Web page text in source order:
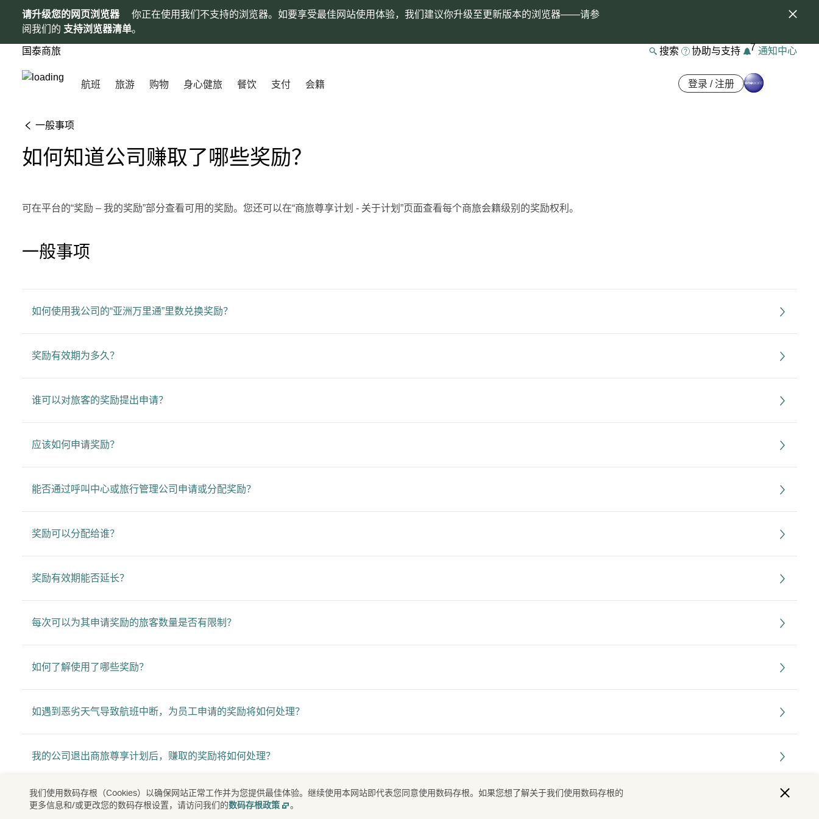
请升级您的网页浏览器
你正在使用我们不支持的浏览器。如要享受最佳网站使用体验，我们建议你升级至更新版本的浏览器——请参
阅我们的 支持浏览器清单。
国泰商旅 搜索 协助与支持 7 通知中心
航班 旅游 购物 身心健旅 餐饮 支付 会籍 登录 / 注册
一般事项
如何知道公司赚取了哪些奖励？
可在平台的“奖励 – 我的奖励”部分查看可用的奖励。您还可以在“商旅尊享计划 - 关于计划”页面查看每个商旅会籍级别的奖励权利。
一般事项
如何使用我公司的“亚洲万里通”里数兑换奖励？
奖励有效期为多久？
谁可以对旅客的奖励提出申请？
应该如何申请奖励？
能否通过呼叫中心或旅行管理公司申请或分配奖励？
奖励可以分配给谁？
奖励有效期能否延长？
每次可以为其申请奖励的旅客数量是否有限制？
如何了解使用了哪些奖励？
如遇到恶劣天气导致航班中断，为员工申请的奖励将如何处理？
我的公司退出商旅尊享计划后，赚取的奖励将如何处理？
如何知道这些奖励是否会退回至我的公司？
我们使用数码存根（Cookies）以确保网站正常工作并为您提供最佳体验。继续使用本网站即代表您同意使用数码存根。如果您想了解关于我们使用数码存根的
更多信息和/或更改您的数码存根设置，请访问我们的数码存根政策 。